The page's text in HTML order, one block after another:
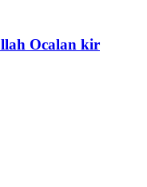
Ocalan kir